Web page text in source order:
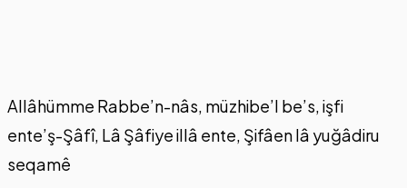
Allâhümme Rabbe’n-nâs, müzhibe’l be’s, işfi
ente’ş-Şâfî, Lâ Şâfiye illâ ente, Şifâen lâ yuğâdiru
seqamê